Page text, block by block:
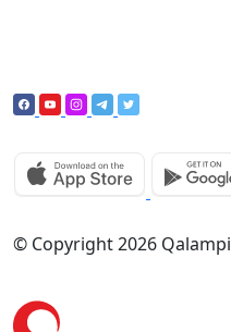
© Copyright 2026